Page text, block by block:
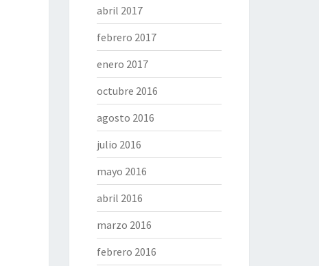
abril 2017
febrero 2017
enero 2017
octubre 2016
agosto 2016
julio 2016
mayo 2016
abril 2016
marzo 2016
febrero 2016